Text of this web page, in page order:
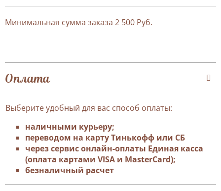
Минимальная сумма заказа 2 500 Руб.
Оплата
Выберите удобный для вас способ оплаты:
наличными курьеру;
переводом на карту Тинькофф или СБ
через сервис онлайн-оплаты Единая касса
(оплата картами VISA и MasterCard);
безналичный расчет